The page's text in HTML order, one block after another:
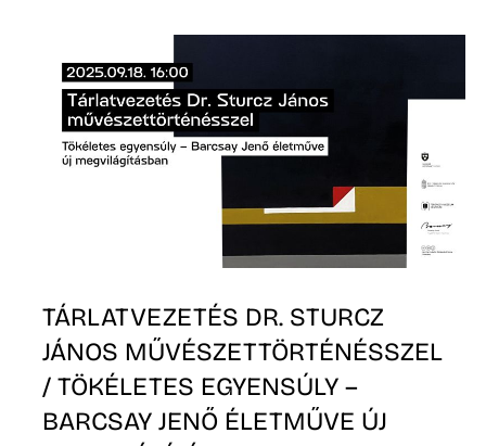
TÁRLATVEZETÉS DR. STURCZ
JÁNOS MŰVÉSZETTÖRTÉNÉSSZEL
/ TÖKÉLETES EGYENSÚLY –
BARCSAY JENŐ ÉLETMŰVE ÚJ